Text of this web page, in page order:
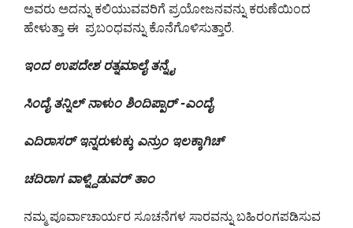
ಅವರು ಅದನ್ನು ಕಲಿಯುವವರಿಗೆ ಪ್ರಯೋಜನವನ್ನು ಕರುಣೆಯಿಂದ
ಹೇಳುತ್ತಾ ಈ ಪ್ರಬಂಧವನ್ನು ಕೊನೆಗೊಳಿಸುತ್ತಾರೆ.
ಇಂದ ಉಪದೇಶ ರತ್ನಮಾಲೈ ತನ್ನೈ
ಸಿಂದೈ ತನ್ನಿಲ್ ನಾಳುಂ ಶಿಂದಿಪ್ಪಾರ್ -ಎಂದೈ
ಎದಿರಾಸರ್ ಇನ್ನರುಳುಕ್ಕು ಎನ್ರುಂ ಇಲಕ್ಕಾಗಿಚ್
ಚದಿರಾಗ ವಾಳ್ನ್ದಿಡುವರ್ ತಾಂ
ನಮ್ಮ ಪೂರ್ವಾಚಾರ್ಯರ ಸೂಚನೆಗಳ ಸಾರವನ್ನು ಬಹಿರಂಗಪಡಿಸುವ